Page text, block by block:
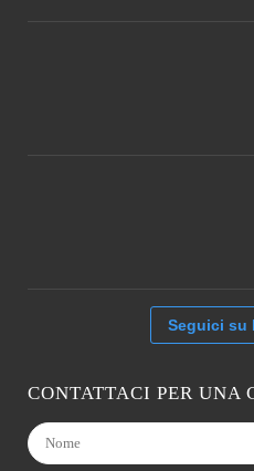
Seguici su
CONTATTACI PER UNA